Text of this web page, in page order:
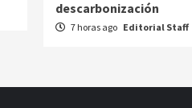
descarbonización
7 horas ago Editorial Staff